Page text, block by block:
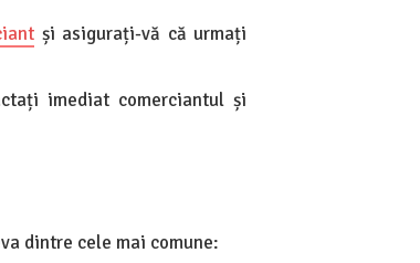
și asigurați-vă că urmați
imediat comerciantul și
dintre cele mai comune: